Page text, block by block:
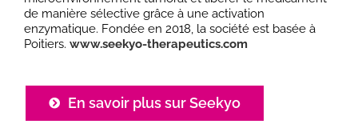
de manière sélective grâce à une activation
enzymatique. Fondée en 2018, la société est basée à
Poitiers. www.seekyo-therapeutics.com
En savoir plus sur Seekyo